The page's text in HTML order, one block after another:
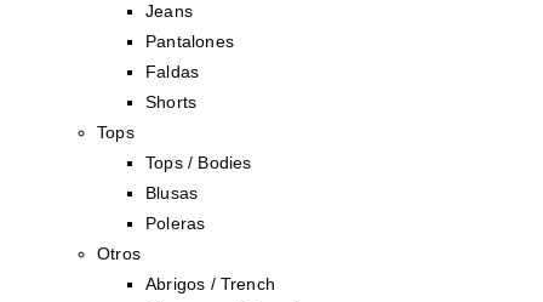
Jeans
Pantalones
Faldas
Shorts
Tops
Tops / Bodies
Blusas
Poleras
Otros
Abrigos / Trench